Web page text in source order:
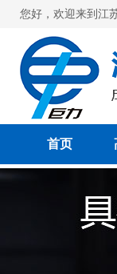
您好，欢迎来到江
首页